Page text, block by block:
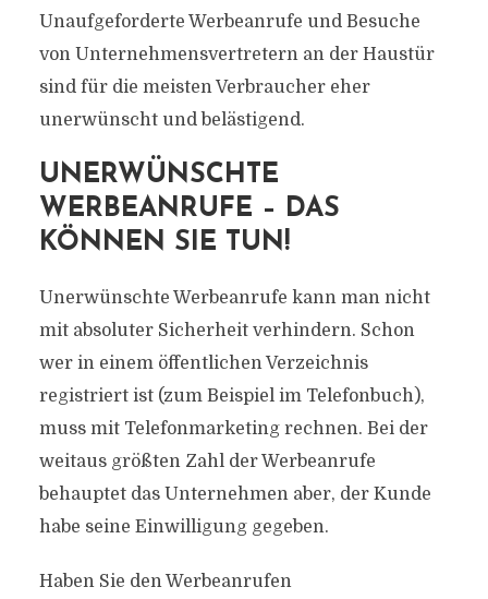
Unaufgeforderte Werbeanrufe und Besuche
von Unternehmensvertretern an der Haustür
sind für die meisten Verbraucher eher
unerwünscht und belästigend.
UNERWÜNSCHTE
WERBEANRUFE – DAS
KÖNNEN SIE TUN!
Unerwünschte Werbeanrufe kann man nicht
mit absoluter Sicherheit verhindern. Schon
wer in einem öffentlichen Verzeichnis
registriert ist (zum Beispiel im Telefonbuch),
muss mit Telefonmarketing rechnen. Bei der
weitaus größten Zahl der Werbeanrufe
behauptet das Unternehmen aber, der Kunde
habe seine Einwilligung gegeben.
Haben Sie den Werbeanrufen